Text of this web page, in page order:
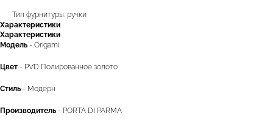
Тип фурнитуры: ручки
Характеристики
Характеристики
Модель - Origami
Цвет - PVD Полированное золото
Стиль - Модерн
Производитель - PORTA DI PARMA